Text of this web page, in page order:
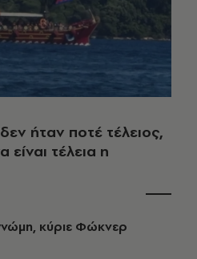
ήταν ποτέ τέλειος,
τέλεια η
κύριε Φώκνερ